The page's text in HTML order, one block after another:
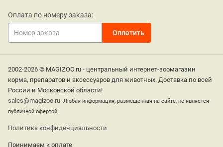
Оплата по номеру заказа:
2002-2026 © MAGIZOO.ru - центральный интернет-зоомагазин
корма, препаратов и аксессуаров для животных. Доставка по всей
России и Московской области!
sales@magizoo.ru Любая информация, размещенная на сайте, не является
публичной офертой.
Политика конфиденциальности
Принимаем к оплате